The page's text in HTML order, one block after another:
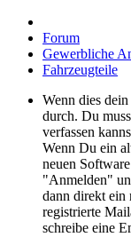
Forum
Gewerbliche
Fahrzeugteile
Wenn dies
durch. Du
verfassen
Wenn Du ein
neuen
"Anmelden"
dann direkt ein
registrierte
schreibe eine